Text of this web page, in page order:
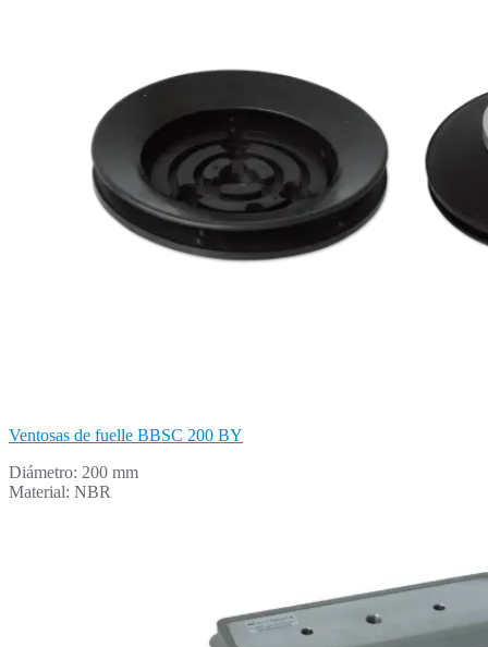
Ventosas de fuelle BBSC 200 BY
Diámetro: 200 mm
Material: NBR